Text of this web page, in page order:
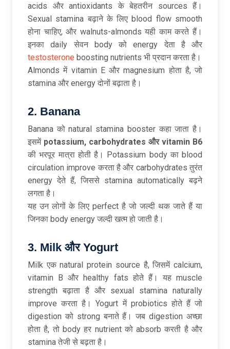
acids और antioxidants के बेहतरीन sources हैं।
Sexual stamina बढ़ाने के लिए blood flow smooth
होना चाहिए, और walnuts-almonds यही काम करते हैं।
इनका daily सेवन body को energy देता है और
testosterone boosting nutrients भी प्रदान करता है।
Almonds में vitamin E और magnesium होता है, जो
stamina और energy दोनों बढ़ाता है।
2. Banana
Banana को natural stamina booster कहा जाता है।
इसमें potassium, carbohydrates और vitamin B6
की भरपूर मात्रा होती है। Potassium body का blood
circulation improve करता है और carbohydrates तुरंत
energy देते हैं, जिससे stamina automatically बढ़ने
लगता है।
यह उन लोगों के लिए perfect है जो जल्दी थक जाते हैं या
जिनका body energy जल्दी खत्म हो जाती है।
3. Milk और Yogurt
Milk एक natural protein source है, जिसमें calcium,
vitamin B और healthy fats होते हैं। यह muscle
strength बढ़ाता है और sexual stamina naturally
improve करता है। Yogurt में probiotics होते हैं जो
digestion को strong बनाते हैं। जब digestion अच्छा
होता है, तो body हर nutrient को absorb करती है और
stamina तेजी से बढ़ता है।